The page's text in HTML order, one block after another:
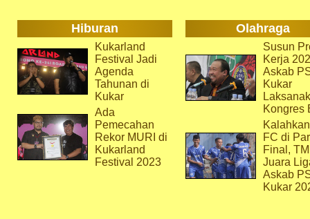
Hiburan Olahraga
Kukarland
Festival Jadi
Agenda
Tahunan di
Kukar
Ada
Pemecahan
Rekor MURI di
Kukarland
Festival 2023
Susun
Kerja
Askab
Kukar
Kongres
FC di
Final,
Juara
Askab
Kukar